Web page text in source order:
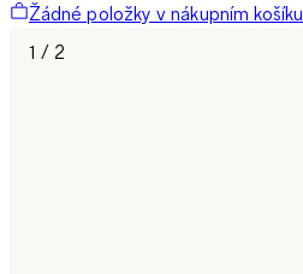
Žádné položky v nákupním košíku
1 / 2